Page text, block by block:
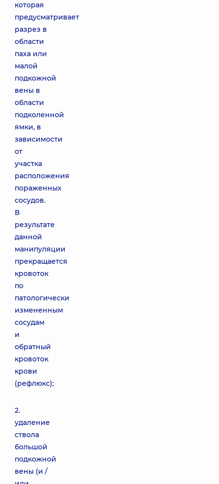
которая
предусматривает
разрез в
области
паха или
малой
подкожной
вены в
области
подколенной
ямки, в
зависимости
от
участка
расположения
пораженных
сосудов.
В
результате
данной
манипуляции
прекращается
кровоток
по
патологически
измененным
сосудам
и
обратный
кровоток
крови
(рефлюкс);
2.
удаление
ствола
большой
подкожной
вены (и /